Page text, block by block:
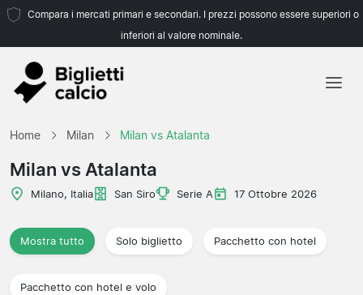
Compara i mercati primari e secondari. I prezzi possono essere superiori o
inferiori al valore nominale.
Home Milan Milan vs Atalanta
Milan vs Atalanta
Milano, Italia San Siro Serie A 17 Ottobre 2026
Mostra tutto Solo biglietto Pacchetto con hotel
Pacchetto con hotel e volo